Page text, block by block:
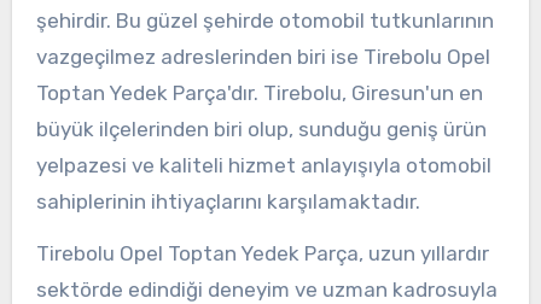
şehirdir. Bu güzel şehirde otomobil tutkunlarının
vazgeçilmez adreslerinden biri ise Tirebolu Opel
Toptan Yedek Parça'dır. Tirebolu, Giresun'un en
büyük ilçelerinden biri olup, sunduğu geniş ürün
yelpazesi ve kaliteli hizmet anlayışıyla otomobil
sahiplerinin ihtiyaçlarını karşılamaktadır.
Tirebolu Opel Toptan Yedek Parça, uzun yıllardır
sektörde edindiği deneyim ve uzman kadrosuyla